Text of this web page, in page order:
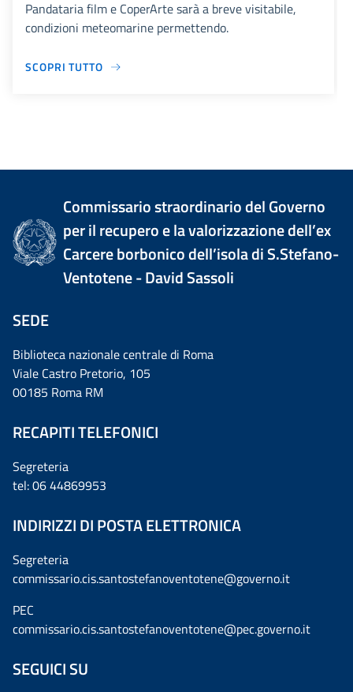
Pandataria film e CoperArte sarà a breve visitabile,
condizioni meteomarine permettendo.
SCOPRI TUTTO
Commissario straordinario del Governo
per il recupero e la valorizzazione dell’ex
Carcere borbonico dell’isola di S.Stefano-
Ventotene - David Sassoli
SEDE
Biblioteca nazionale centrale di Roma
Viale Castro Pretorio, 105
00185 Roma RM
RECAPITI TELEFONICI
Segreteria
tel: 06 44869953
INDIRIZZI DI POSTA ELETTRONICA
Segreteria
commissario.cis.santostefanoventotene@governo.it
PEC
commissario.cis.santostefanoventotene@pec.governo.it
SEGUICI SU